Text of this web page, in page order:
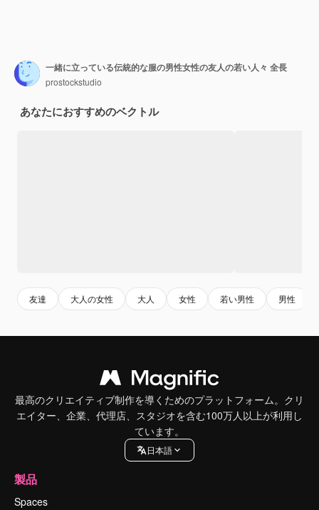
一緒に立っている伝統的な服の男性女性の友人の若い人々 全長
prostockstudio
あなたにおすすめのベクトル
友達 大人の女性 大人 女性 若い男性 男性
最高のクリエイティブ制作を導くためのプラットフォーム。クリ
エイター、企業、代理店、スタジオを含む100万人以上が利用し
ています。
日本語
製品
Spaces